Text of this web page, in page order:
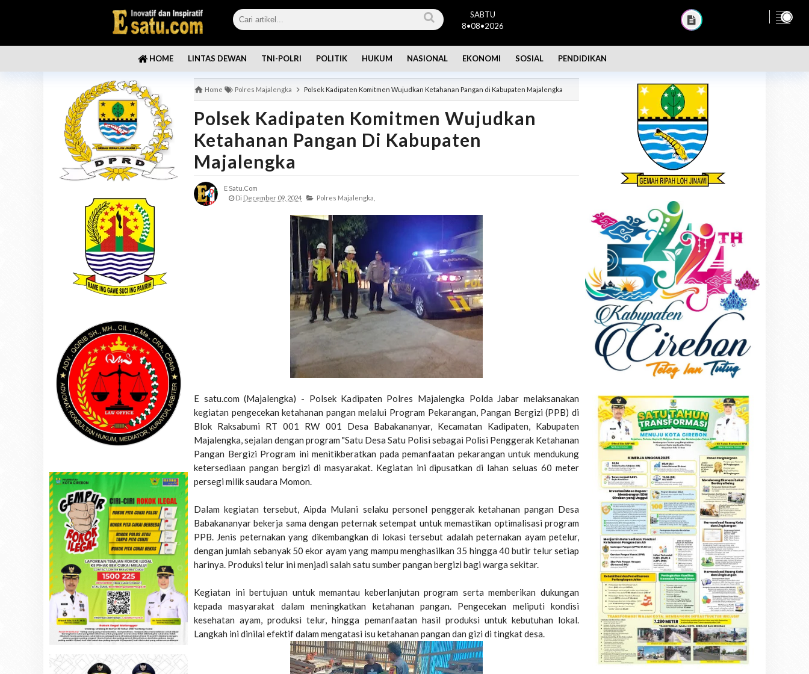
SABTU
8•08•2026
HOME LINTAS DEWAN TNI-POLRI POLITIK HUKUM NASIONAL EKONOMI SOSIAL PENDIDIKAN
Home Polres Majalengka Polsek Kadipaten Komitmen Wujudkan Ketahanan Pangan di Kabupaten Majalengka
Polsek Kadipaten Komitmen Wujudkan
Ketahanan Pangan Di Kabupaten
Majalengka
E Satu.com
Di December 09, 2024 Polres Majalengka,
E satu.com (Majalengka) - Polsek Kadipaten Polres Majalengka Polda Jabar melaksanakan
kegiatan pengecekan ketahanan pangan melalui Program Pekarangan, Pangan Bergizi (PPB) di
Blok Raksabumi RT 001 RW 001 Desa Babakananyar, Kecamatan Kadipaten, Kabupaten
Majalengka, sejalan dengan program "Satu Desa Satu Polisi sebagai Polisi Penggerak Ketahanan
Pangan Bergizi Program ini menitikberatkan pada pemanfaatan pekarangan untuk mendukung
ketersediaan pangan bergizi di masyarakat. Kegiatan ini dipusatkan di lahan seluas 60 meter
persegi milik saudara Momon.
Dalam kegiatan tersebut, Aipda Mulani selaku personel penggerak ketahanan pangan Desa
Babakananyar bekerja sama dengan peternak setempat untuk memastikan optimalisasi program
PPB. Jenis peternakan yang dikembangkan di lokasi tersebut adalah peternakan ayam petelur,
dengan jumlah sebanyak 50 ekor ayam yang mampu menghasilkan 35 hingga 40 butir telur setiap
harinya. Produksi telur ini menjadi salah satu sumber pangan bergizi bagi warga sekitar.
Kegiatan ini bertujuan untuk memantau keberlanjutan program serta memberikan dukungan
kepada masyarakat dalam meningkatkan ketahanan pangan. Pengecekan meliputi kondisi
kesehatan ayam, produksi telur, hingga pemanfaatan hasil produksi untuk kebutuhan lokal.
Langkah ini dinilai efektif dalam mengatasi isu ketahanan pangan dan gizi di tingkat desa.